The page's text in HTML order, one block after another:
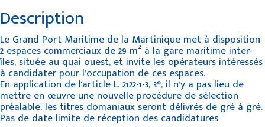
Description
Le Grand Port Maritime de la Martinique met à disposition
2 espaces commerciaux de 29 m² à la gare maritime inter-
îles, située au quai ouest, et invite les opérateurs intéressés
à candidater pour l’occupation de ces espaces.
En application de l'article L. 2122-1-3, 3°, il n’y a pas lieu de
mettre en œuvre une nouvelle procédure de sélection
préalable, les titres domaniaux seront délivrés de gré à gré.
Pas de date limite de réception des candidatures